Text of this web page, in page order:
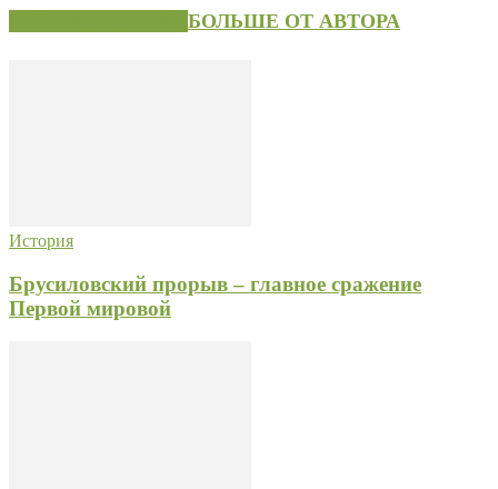
БОЛЬШЕ ОТ АВТОРА
История
Брусиловский прорыв – главное сражение
Первой мировой